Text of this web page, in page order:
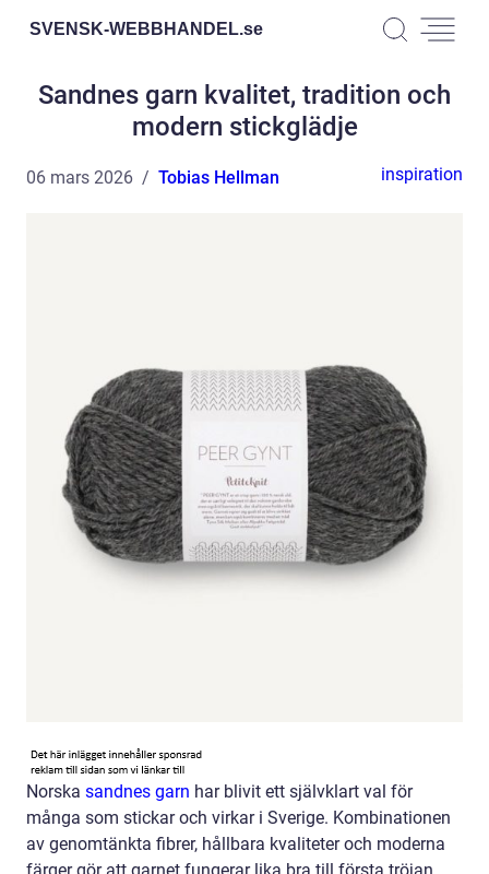
SVENSK-WEBBHANDEL.se
Sandnes garn kvalitet, tradition och
modern stickglädje
06 mars 2026 Tobias Hellman inspiration
Norska sandnes garn har blivit ett självklart val för
många som stickar och virkar i Sverige. Kombinationen
av genomtänkta fibrer, hållbara kvaliteter och moderna